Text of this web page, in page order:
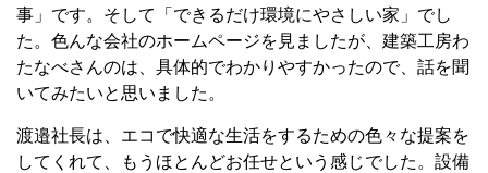
事」です。そして「できるだけ環境にやさしい家」でし
た。色んな会社のホームページを見ましたが、建築工房わ
たなべさんのは、具体的でわかりやすかったので、話を聞
いてみたいと思いました。
渡邉社長は、エコで快適な生活をするための色々な提案を
してくれて、もうほとんどお任せという感じでした。設備